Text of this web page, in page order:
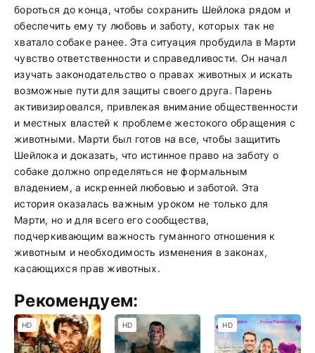
бороться до конца, чтобы сохранить Шейлока рядом и
обеспечить ему ту любовь и заботу, которых так не
хватало собаке ранее. Эта ситуация пробудила в Марти
чувство ответственности и справедливости. Он начал
изучать законодательство о правах животных и искать
возможные пути для защиты своего друга. Парень
активизировался, привлекая внимание общественности
и местных властей к проблеме жестокого обращения с
животными. Марти был готов на все, чтобы защитить
Шейлока и доказать, что истинное право на заботу о
собаке должно определяться не формальным
владением, а искренней любовью и заботой. Эта
история оказалась важным уроком не только для
Марти, но и для всего его сообщества,
подчеркивающим важность гуманного отношения к
животным и необходимость изменения в законах,
касающихся прав животных.
Рекомендуем:
HD HD HD